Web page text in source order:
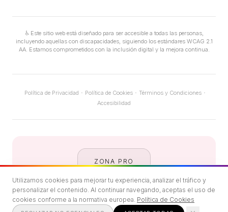
♿ Este sitio web está diseñado para ser accesible a todas las personas,
incluyendo aquellas con discapacidades, siguiendo los estándares WCAG 2.1
AA. Estamos comprometidos con la inclusión digital y la mejora continua.
Política de Privacidad · Política de Cookies · Términos y Condiciones ·
Accesibilidad
ZONA PRO
Utilizamos cookies para mejorar tu experiencia, analizar el tráfico y
personalizar el contenido. Al continuar navegando, aceptas el uso de
cookies conforme a la normativa europea. Política de Cookies